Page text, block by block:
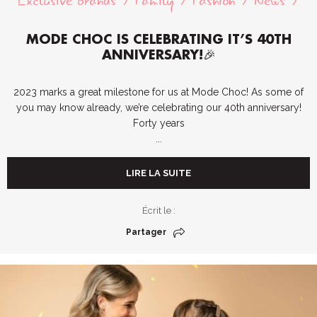
MODE CHOC IS CELEBRATING IT’S 40TH
ANNIVERSARY!🎉
2023 marks a great milestone for us at Mode Choc! As some of
you may know already, we’re celebrating our 40th anniversary!
Forty years
...
LIRE LA SUITE
Écrit le :
Partager